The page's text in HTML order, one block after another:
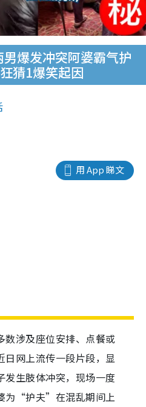
爆发冲突阿婆霸气护
猜1爆笑起因
用 App 睇文
数涉及座位安排、点餐或
日网上流传一段片段，显
发生肢体冲突，现场一度
为“护夫”在混乱期间上